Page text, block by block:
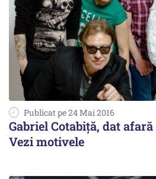
Publicat pe 24 Mai 2016
Gabriel Cotabiță, dat
Vezi motivele